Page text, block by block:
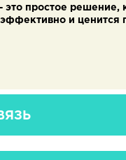
это простое решение,
эффективно и ценится